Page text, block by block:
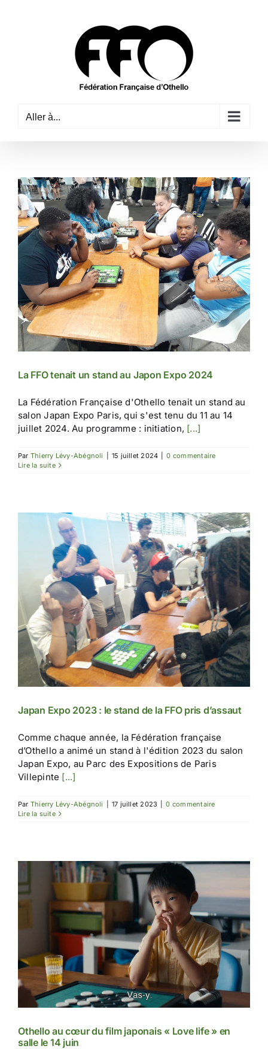
Aller à...
La FFO tenait un stand au Japon Expo 2024
La Fédération Française d'Othello tenait un stand au
salon Japan Expo Paris, qui s'est tenu du 11 au 14
juillet 2024. Au programme : initiation, [...]
Par Thierry Lévy-Abégnoli 15 juillet 2024
0 commentaire
Lire la suite
Japan Expo 2023 : le stand de la FFO pris d’assaut
Comme chaque année, la Fédération française
d’Othello a animé un stand à l'édition 2023 du salon
Japan Expo, au Parc des Expositions de Paris
Villepinte [...]
Par Thierry Lévy-Abégnoli 17 juillet 2023
0 commentaire
Lire la suite
‌Othello au cœur du film japonais « Love life » en
salle le 14 juin